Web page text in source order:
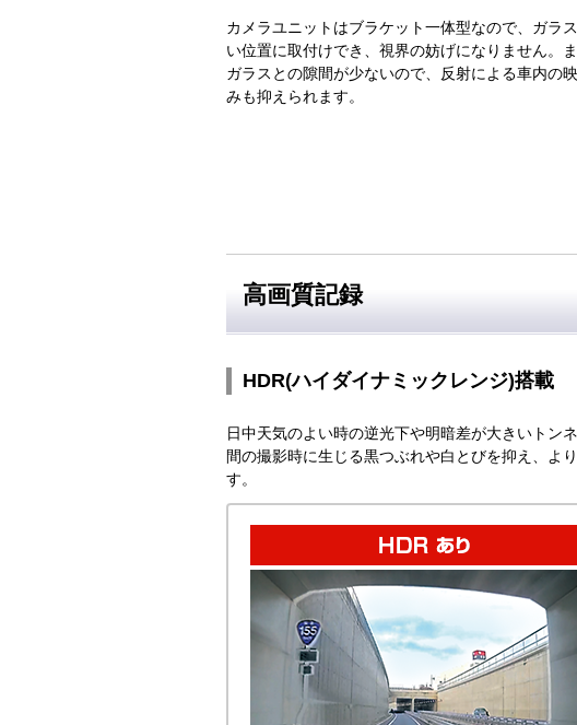
カメラユニットはブラケット一体型なので、ガラ
い位置に取付けでき、視界の妨げになりません。ま
ガラスとの隙間が少ないので、反射による車内の
みも抑えられます。
高画質記録
HDR(ハイダイナミックレンジ)搭載
日中天気のよい時の逆光下や明暗差が大きいトン
間の撮影時に生じる黒つぶれや白とびを抑え、よ
す。